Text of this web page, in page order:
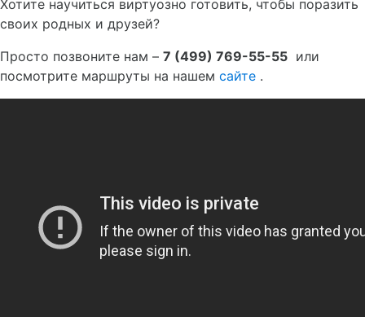
Хотите научиться виртуозно готовить, чтобы поразить
своих родных и друзей?
Просто позвоните нам – 7 (499) 769-55-55 или
посмотрите маршруты на нашем сайте .